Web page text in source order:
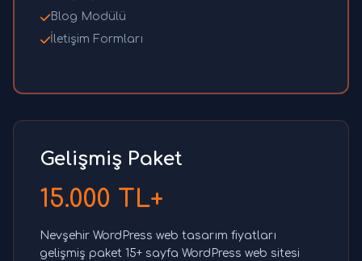
Blog Modülü
İletişim Formları
Gelişmiş Paket
15.000 TL+
Nevşehir WordPress web tasarım fiyatları
gelişmiş paket 15+ sayfa WordPress web sitesi